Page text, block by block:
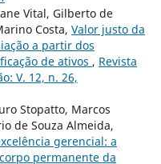
Vital, Gilberto de
Costa, Valor justo da
a partir dos
de ativos , Revista
V. 12, n. 26,
Stopatto, Marcos
de Souza Almeida,
gerencial: a
permanente da